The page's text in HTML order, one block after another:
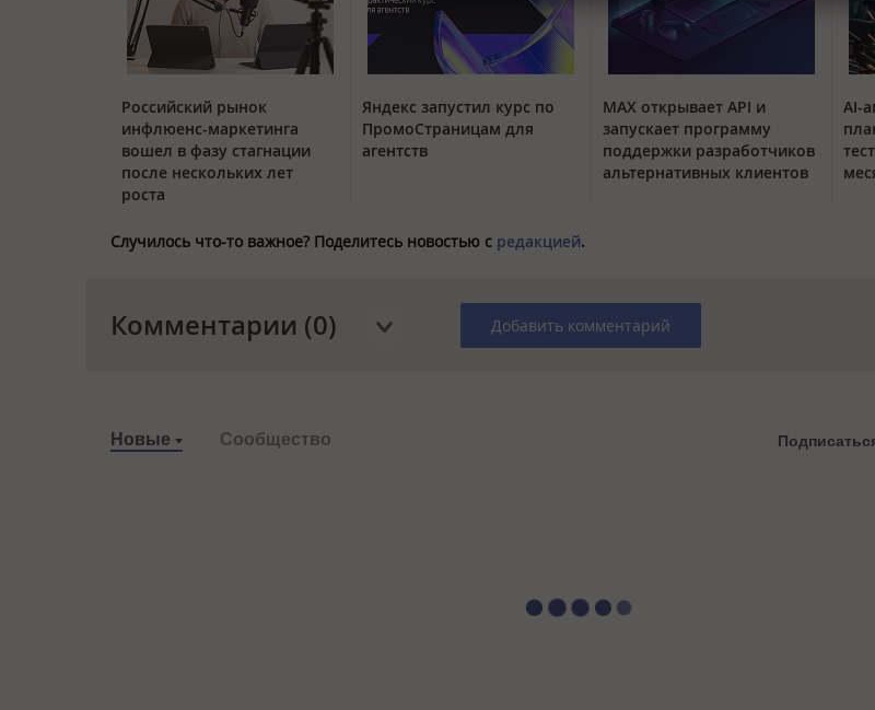
Российский рынок
инфлюенс-маркетинга
вошел в фазу стагнации
после нескольких лет
роста
Яндекс запустил курс по
ПромоСтраницам для
агентств
MAX открывает API и
запускает программу
поддержки разработчиков
альтернативных клиентов
AI-
Случилось что-то важное? Поделитесь новостью с редакцией.
Комментарии (0) Добавить комментарий
Новые Сообщество